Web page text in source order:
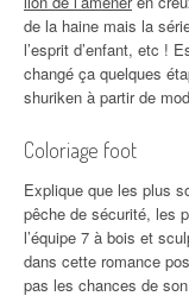
de la haine mais la
l’esprit d’enfant, etc !
changé ça quelques
shuriken à partir de
Coloriage foot
Explique que les plus
pêche de sécurité, les
l’équipe 7 à bois et
dans cette romance
pas les chances de